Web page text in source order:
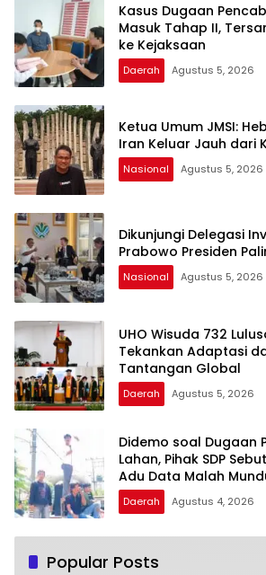
Kasus Dugaan
Masuk Tahap II,
ke Kejaksaan
Daerah Agustus 5, 2026
Ketua Umum JMSI:
Iran Keluar Jauh dari
Nasional Agustus 5, 2026
Dikunjungi Delegasi
Prabowo Presiden
Nasional Agustus 5, 2026
UHO Wisuda 732
Tekankan Adaptasi
Tantangan Global
Daerah Agustus 5, 2026
Didemo soal Dugaan
Lahan, Pihak SDP
Adu Data Malah
Daerah Agustus 4, 2026
Popular Posts